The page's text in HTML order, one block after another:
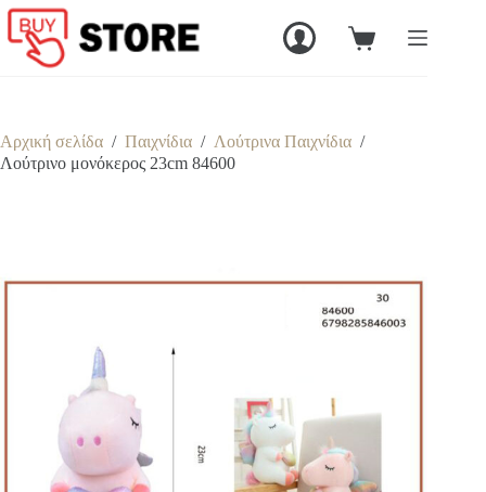
Μετάβαση
στο
περιεχόμενο
Καλάθι
Αρχική σελίδα / Παιχνίδια / Λούτρινα Παιχνίδια /
Λούτρινο μονόκερος 23cm 84600